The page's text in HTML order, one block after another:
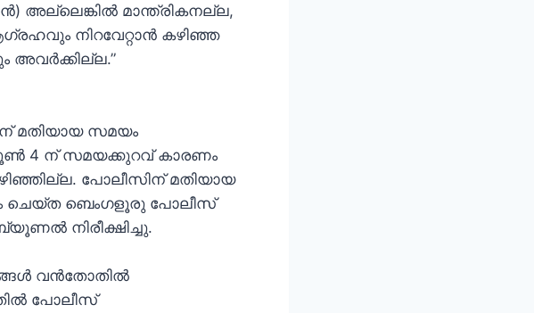
അല്ലെങ്കിൽ മാന്ത്രികനല്ല,
നിറവേറ്റാൻ കഴിഞ്ഞ
അവർക്കില്ല.”
മതിയായ സമയം
4 ന് സമയക്കുറവ് കാരണം
പോലീസിന് മതിയായ
ചെയ്ത ബെംഗളൂരു പോലീസ്
നിരീക്ഷിച്ചു.
വൻതോതിൽ
പോലീസ്